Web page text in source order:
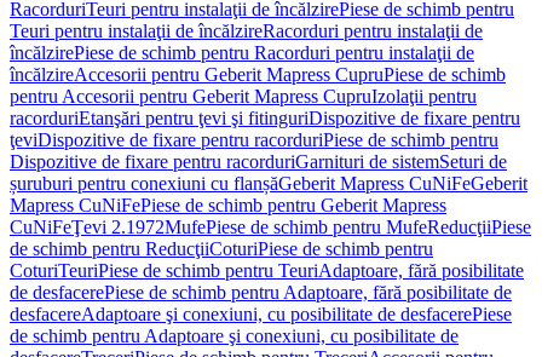
RacorduriTeuri pentru instalaţii de încălzirePiese de schimb pentru
Teuri pentru instalaţii de încălzireRacorduri pentru instalaţii de
încălzirePiese de schimb pentru Racorduri pentru instalaţii de
încălzireAccesorii pentru Geberit Mapress CupruPiese de schimb
pentru Accesorii pentru Geberit Mapress CupruIzolaţii pentru
racorduriEtanşări pentru ţevi şi fitinguriDispozitive de fixare pentru
ţeviDispozitive de fixare pentru racorduriPiese de schimb pentru
Dispozitive de fixare pentru racorduriGarnituri de sistemSeturi de
șuruburi pentru conexiuni cu flanșăGeberit Mapress CuNiFeGeberit
Mapress CuNiFePiese de schimb pentru Geberit Mapress
CuNiFeŢevi 2.1972MufePiese de schimb pentru MufeReducţiiPiese
de schimb pentru ReducţiiCoturiPiese de schimb pentru
CoturiTeuriPiese de schimb pentru TeuriAdaptoare, fără posibilitate
de desfacerePiese de schimb pentru Adaptoare, fără posibilitate de
desfacereAdaptoare şi conexiuni, cu posibilitate de desfacerePiese
de schimb pentru Adaptoare şi conexiuni, cu posibilitate de